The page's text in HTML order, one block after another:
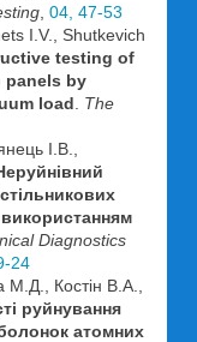
04, 47-53
I.V., Shutkevich
testing of
panels by
load
The
І.В.,
Diagnostics
24
Костін В.А.,
руйнування
атомних